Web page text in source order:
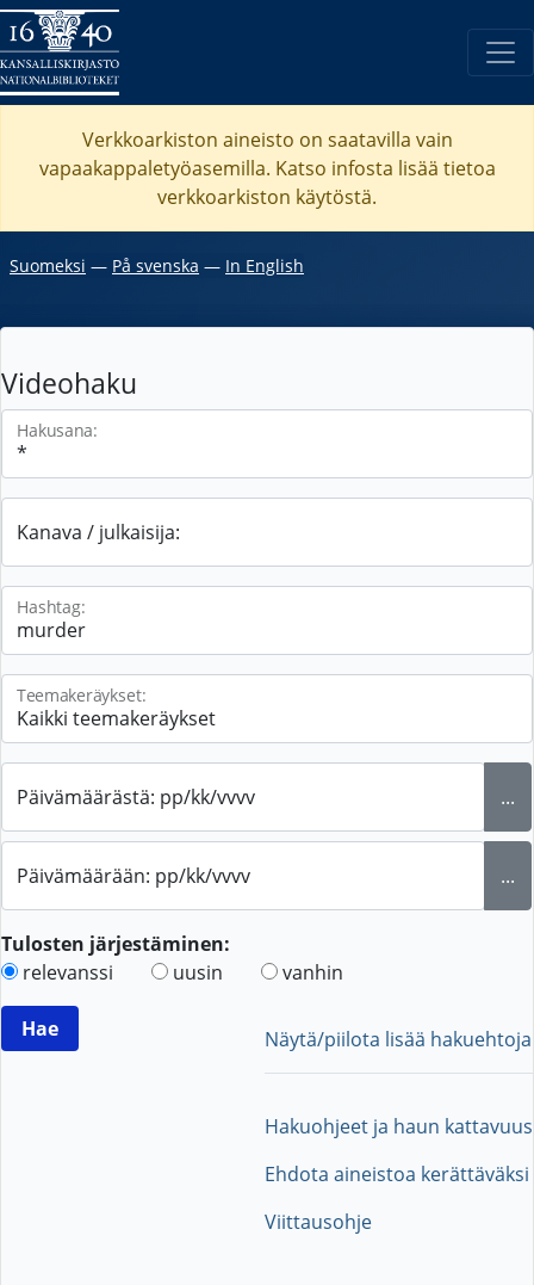
Verkkoarkiston aineisto on saatavilla vain
vapaakappaletyöasemilla. Katso infosta lisää tietoa
verkkoarkiston käytöstä.
Suomeksi ― På svenska ― In English
Videohaku
Hakusana:
Kanava / julkaisija:
Hashtag:
Teemakeräykset:
Päivämäärästä: pp/kk/vvvv ...
Päivämäärään: pp/kk/vvvv ...
Tulosten järjestäminen:
relevanssi
uusin vanhin
Näytä/piilota lisää hakuehtoja
Hakuohjeet ja haun kattavuus
Ehdota aineistoa kerättäväksi
Viittausohje